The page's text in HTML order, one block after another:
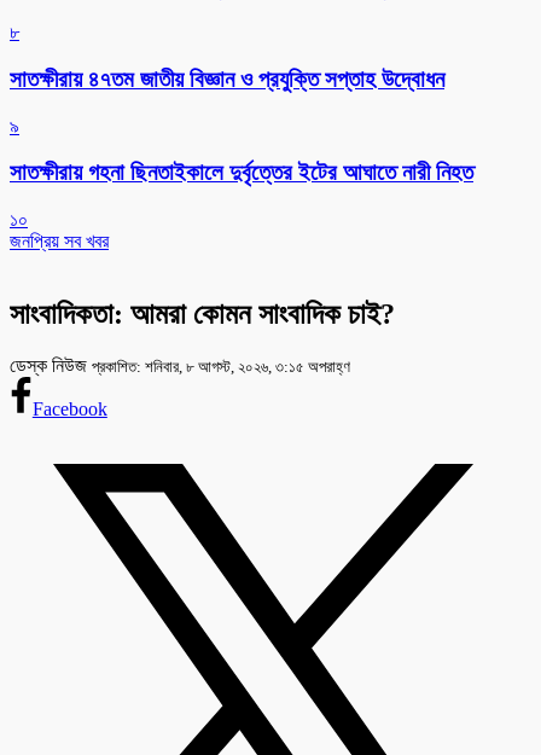
৮
সাতক্ষীরায় ৪৭তম জাতীয় বিজ্ঞান ও প্রযুক্তি সপ্তাহ উদ্বোধন
৯
সাতক্ষীরায় গহনা ছিনতাইকালে দুর্বৃত্তের ইটের আঘাতে নারী নিহত
১০
জনপ্রিয় সব খবর
সাংবাদিকতা: আমরা কোমন সাংবাদিক চাই?
ডেস্ক নিউজ প্রকাশিত: শনিবার, ৮ আগস্ট, ২০২৬, ৩:১৫ অপরাহ্ণ
Facebook